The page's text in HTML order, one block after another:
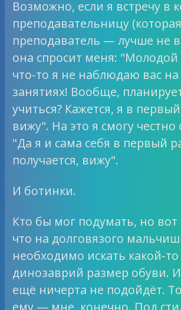
Возможно, если я встречу в
преподавательницу
преподаватель — лучше не
она спросит меня: "Молодой
что-то я не наблюдаю вас на
занятиях! Вообще,
учиться? Кажется, я в
вижу". На это я смогу честно
"Да я и сама себя в первый
получается, вижу".
И ботинки.
Кто бы мог подумать, но вот
что на долговязого
необходимо искать какой-
динозаврий размер обуви.
ещё ничерта не подойдёт.